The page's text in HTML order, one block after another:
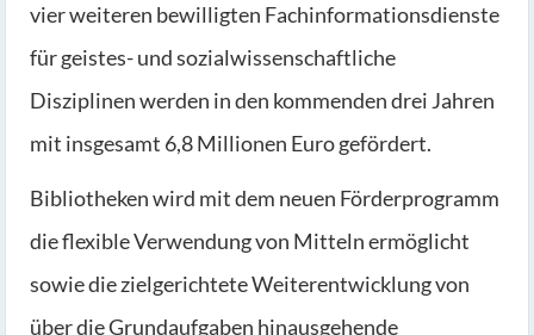
vier weiteren bewilligten Fachinformationsdienste
für geistes- und sozialwissenschaftliche
Disziplinen werden in den kommenden drei Jahren
mit insgesamt 6,8 Millionen Euro gefördert.
Bibliotheken wird mit dem neuen Förderprogramm
die flexible Verwendung von Mitteln ermöglicht
sowie die zielgerichtete Weiterentwicklung von
über die Grundaufgaben hinausgehende